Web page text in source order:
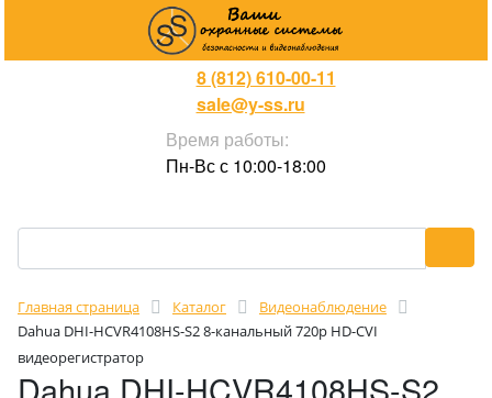
8 (812) 610-00-11
sale@y-ss.ru
Время работы:
Пн-Вс с 10:00-18:00
Главная страница Каталог
Видеонаблюдение
Dahua DHI-HCVR4108HS-S2 8-канальный 720р HD-CVI
видеорегистратор
Dahua DHI-HCVR4108HS-S2